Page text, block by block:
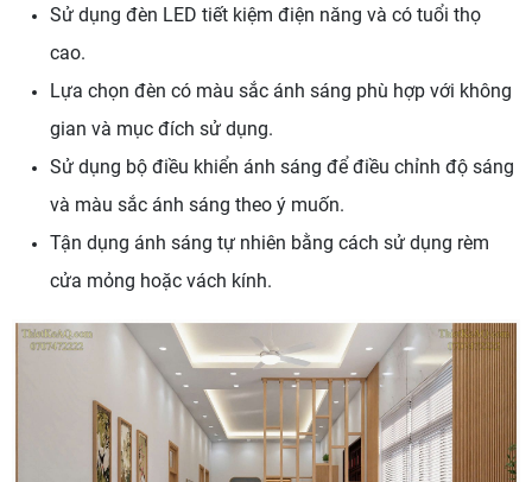
Sử dụng đèn LED tiết kiệm điện năng và có tuổi thọ
cao.
Lựa chọn đèn có màu sắc ánh sáng phù hợp với không
gian và mục đích sử dụng.
Sử dụng bộ điều khiển ánh sáng để điều chỉnh độ sáng
và màu sắc ánh sáng theo ý muốn.
Tận dụng ánh sáng tự nhiên bằng cách sử dụng rèm
cửa mỏng hoặc vách kính.